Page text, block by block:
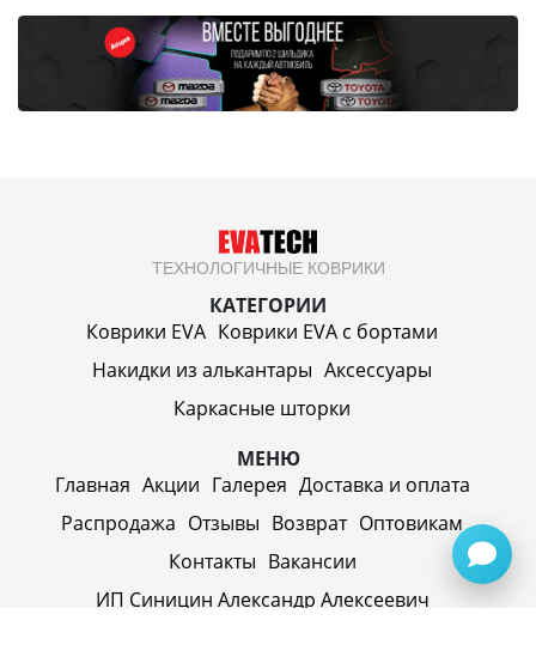
ТЕХНОЛОГИЧНЫЕ КОВРИКИ
КАТЕГОРИИ
Коврики EVA Коврики EVA c бортами
Накидки из алькантары Аксессуары
Каркасные шторки
МЕНЮ
Главная Акции Галерея Доставка и оплата
Распродажа Отзывы Возврат Оптовикам
Контакты Вакансии
ИП Синицин Александр Алексеевич